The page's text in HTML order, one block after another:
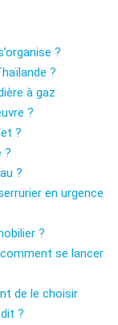
?
?
à gaz
?
?
?
?
en urgence
?
se lancer
de le choisir
?